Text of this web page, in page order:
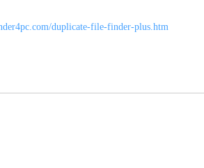
duplicate-file-finder-plus.htm